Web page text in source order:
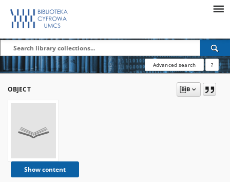
Advanced search ?
OBJECT
Show content